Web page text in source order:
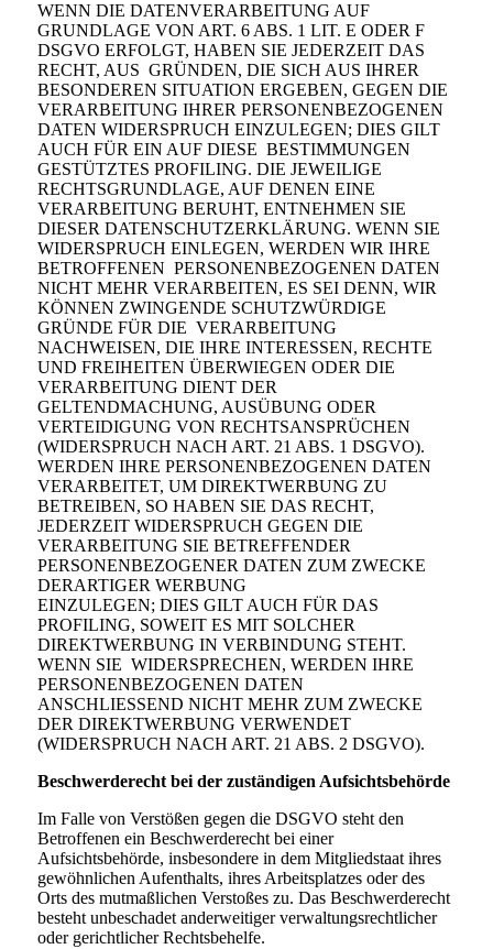
WENN DIE DATENVERARBEITUNG AUF
GRUNDLAGE VON ART. 6 ABS. 1 LIT. E ODER F
DSGVO ERFOLGT, HABEN SIE JEDERZEIT DAS
RECHT, AUS GRÜNDEN, DIE SICH AUS IHRER
BESONDEREN SITUATION ERGEBEN, GEGEN DIE
VERARBEITUNG IHRER PERSONENBEZOGENEN
DATEN WIDERSPRUCH EINZULEGEN; DIES GILT
AUCH FÜR EIN AUF DIESE BESTIMMUNGEN
GESTÜTZTES PROFILING. DIE JEWEILIGE
RECHTSGRUNDLAGE, AUF DENEN EINE
VERARBEITUNG BERUHT, ENTNEHMEN SIE
DIESER DATENSCHUTZERKLÄRUNG. WENN SIE
WIDERSPRUCH EINLEGEN, WERDEN WIR IHRE
BETROFFENEN PERSONENBEZOGENEN DATEN
NICHT MEHR VERARBEITEN, ES SEI DENN, WIR
KÖNNEN ZWINGENDE SCHUTZWÜRDIGE
GRÜNDE FÜR DIE VERARBEITUNG
NACHWEISEN, DIE IHRE INTERESSEN, RECHTE
UND FREIHEITEN ÜBERWIEGEN ODER DIE
VERARBEITUNG DIENT DER
GELTENDMACHUNG, AUSÜBUNG ODER
VERTEIDIGUNG VON RECHTSANSPRÜCHEN
(WIDERSPRUCH NACH ART. 21 ABS. 1 DSGVO).
WERDEN IHRE PERSONENBEZOGENEN DATEN
VERARBEITET, UM DIREKTWERBUNG ZU
BETREIBEN, SO HABEN SIE DAS RECHT,
JEDERZEIT WIDERSPRUCH GEGEN DIE
VERARBEITUNG SIE BETREFFENDER
PERSONENBEZOGENER DATEN ZUM ZWECKE
DERARTIGER WERBUNG
EINZULEGEN; DIES GILT AUCH FÜR DAS
PROFILING, SOWEIT ES MIT SOLCHER
DIREKTWERBUNG IN VERBINDUNG STEHT.
WENN SIE WIDERSPRECHEN, WERDEN IHRE
PERSONENBEZOGENEN DATEN
ANSCHLIESSEND NICHT MEHR ZUM ZWECKE
DER DIREKTWERBUNG VERWENDET
(WIDERSPRUCH NACH ART. 21 ABS. 2 DSGVO).
Beschwerderecht bei der zuständigen Aufsichtsbehörde
Im Falle von Verstößen gegen die DSGVO steht den
Betroffenen ein Beschwerderecht bei einer
Aufsichtsbehörde, insbesondere in dem Mitgliedstaat ihres
gewöhnlichen Aufenthalts, ihres Arbeitsplatzes oder des
Orts des mutmaßlichen Verstoßes zu. Das Beschwerderecht
besteht unbeschadet anderweitiger verwaltungsrechtlicher
oder gerichtlicher Rechtsbehelfe.